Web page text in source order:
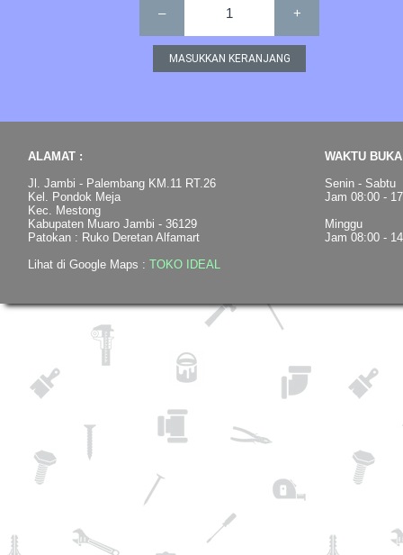
– 1 +
ALAMAT :
Jl. Jambi - Palembang KM.11 RT.26
Kel. Pondok Meja
Kec. Mestong
Kabupaten Muaro Jambi - 36129
Patokan : Ruko Deretan Alfamart
Lihat di Google Maps : TOKO IDEAL
WAKTU
Senin - Sabtu
Jam 08:00 -
Minggu
Jam 08:00 -